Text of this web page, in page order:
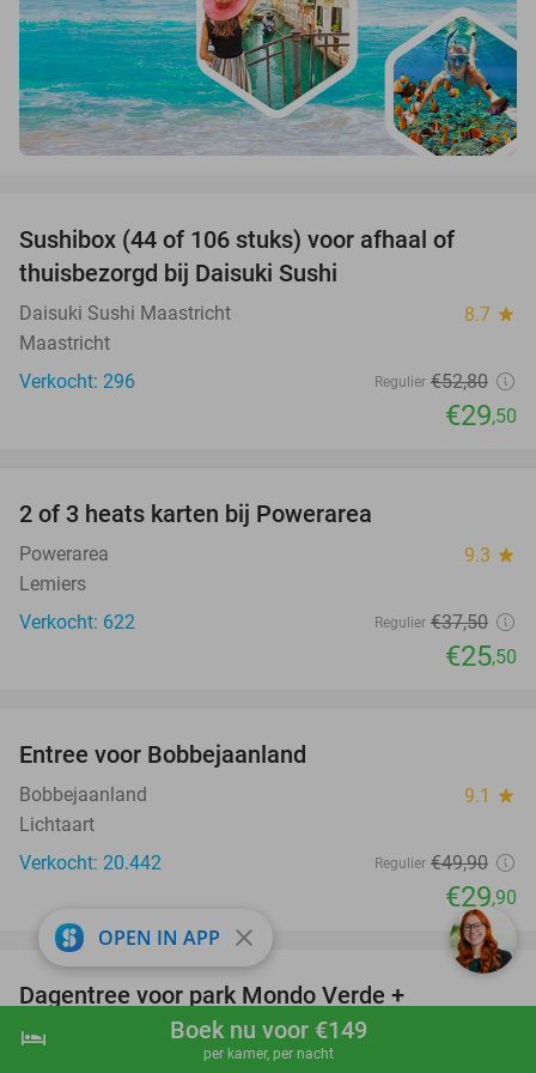
shopping_cart Boek nu
hotel Boek nu voor €149
per kamer, per nacht
Sushibox (44 of 106 stuks) voor afhaal of
thuisbezorgd bij Daisuki Sushi
Daisuki Sushi Maastricht 8.7 star
Maastricht
Verkocht: 296
Regulier €52,80
€29,50
2 of 3 heats karten bij Powerarea
Powerarea 9.3 star
Lemiers
Verkocht: 622
Regulier €37,50
€25,50
Entree voor Bobbejaanland
Bobbejaanland 9.1 star
Lichtaart
Verkocht: 20.442
Regulier €49,90
€29,90
25%
favorite_border
Dagentree voor park Mondo Verde +
onbeperkt eten en drinken
OPEN IN APP close